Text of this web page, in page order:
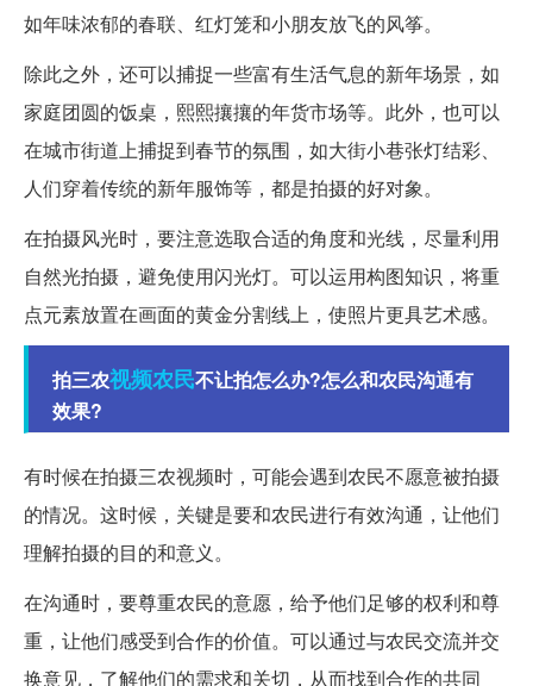
如年味浓郁的春联、红灯笼和小朋友放飞的风筝。
除此之外，还可以捕捉一些富有生活气息的新年场景，如
家庭团圆的饭桌，熙熙攘攘的年货市场等。此外，也可以
在城市街道上捕捉到春节的氛围，如大街小巷张灯结彩、
人们穿着传统的新年服饰等，都是拍摄的好对象。
在拍摄风光时，要注意选取合适的角度和光线，尽量利用
自然光拍摄，避免使用闪光灯。可以运用构图知识，将重
点元素放置在画面的黄金分割线上，使照片更具艺术感。
拍三农视频农民不让拍怎么办?怎么和农民沟通有
效果?
有时候在拍摄三农视频时，可能会遇到农民不愿意被拍摄
的情况。这时候，关键是要和农民进行有效沟通，让他们
理解拍摄的目的和意义。
在沟通时，要尊重农民的意愿，给予他们足够的权利和尊
重，让他们感受到合作的价值。可以通过与农民交流并交
换意见，了解他们的需求和关切，从而找到合作的共同